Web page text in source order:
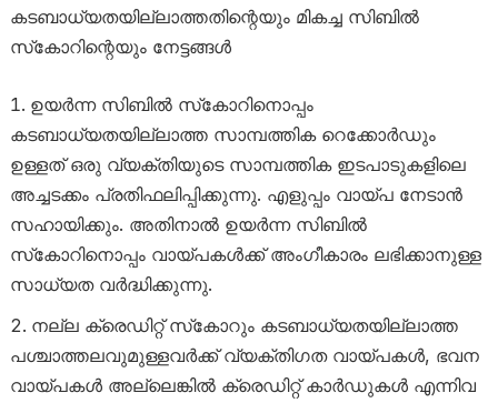
കടബാധ്യതയില്ലാത്തതിന്റെയും മികച്ച സിബിൽ
സ്‌കോറിന്റെയും നേട്ടങ്ങൾ
ഉയർന്ന സിബിൽ സ്‌കോറിനൊപ്പം
കടബാധ്യതയില്ലാത്ത സാമ്പത്തിക റെക്കോർഡും
ഉള്ളത് ഒരു വ്യക്തിയുടെ സാമ്പത്തിക ഇടപാടുകളിലെ
അച്ചടക്കം പ്രതിഫലിപ്പിക്കുന്നു. എളുപ്പം വായ്പ നേടാൻ
സഹായിക്കും. അതിനാൽ ഉയർന്ന സിബിൽ
സ്‌കോറിനൊപ്പം വായ്പകൾക്ക് അംഗീകാരം ലഭിക്കാനുള്ള
സാധ്യത വർദ്ധിക്കുന്നു.
നല്ല ക്രെഡിറ്റ് സ്‌കോറും കടബാധ്യതയില്ലാത്ത
പശ്ചാത്തലവുമുള്ളവർക്ക് വ്യക്തിഗത വായ്പകൾ, ഭവന
വായ്പകൾ അല്ലെങ്കിൽ ക്രെഡിറ്റ് കാർഡുകൾ എന്നിവ